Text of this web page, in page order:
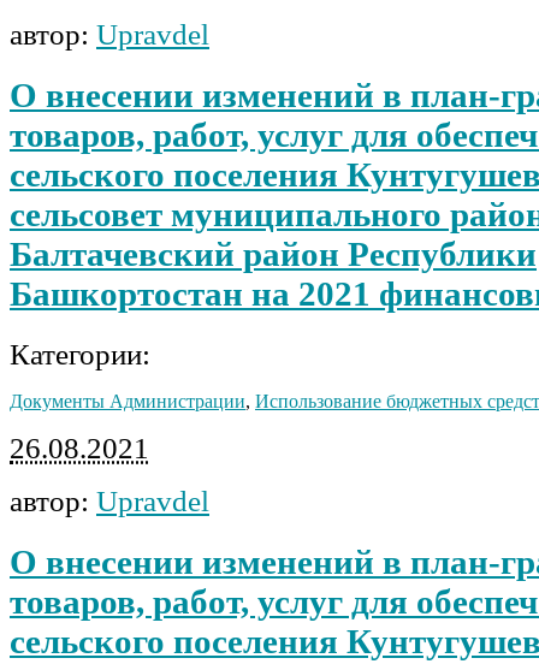
автор: Upravdel
О внесении изменений в план-
товаров, работ, услуг для
сельского поселения
сельсовет муниципального
Балтачевский район Республики
Башкортостан на 2021
Категории:
Документы Администрации, Использование бюджетных
26.08.2021
автор: Upravdel
О внесении изменений в план-
товаров, работ, услуг для
сельского поселения